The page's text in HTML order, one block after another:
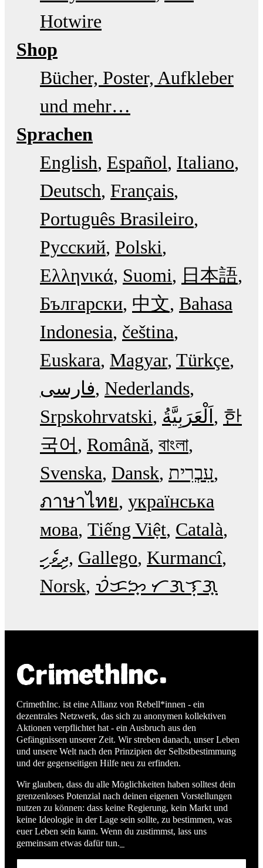
Hotwire
Shop
Bücher, Poster, Aufkleber
und mehr…
Sprachen
English Español Italiano
Deutsch Français
Português Brasileiro
Русский Polski
Ελληνικά Suomi
日本語
Български 中文 Bahasa
Indonesia čeština
Euskara Magyar Türkçe
فارسی Nederlands
Srpskohrvatski
한
국어
Română বাংলা
Svenska Dansk עִבְרִית
ภาษาไทย українська
мова Tiếng Việt Català
ދިވެހި Gallego Kurmancî
Norsk ᜏᜒᜃᜅ᜔ ᜆᜄᜎᜓᜄ᜔
CrimethInc. ist eine Allianz von Rebell*innen - ein
dezentrales Netzwerk, das sich zu anonymen kollektiven
Aktionen verpflichtet hat - ein Ausbruch aus den
Gefängnissen unserer Zeit. Wir streben danach, unser Leben
und unsere Welt nach den Prinzipien der Selbstbestimmung
und der gegenseitigen Hilfe neu zu erfinden.
Wir glauben, dass du alle Möglichkeiten haben solltest dein
grenzenloses Potenzial nach deinen eigenen Vorstellungen
nutzen zu können: dass keine Regierung, kein Markt und
keine Ideologie in der Lage sein sollte, zu bestimmen, was
euer Leben sein kann. Wenn du zustimmst, lass uns
gemeinsam etwas dafür tun._